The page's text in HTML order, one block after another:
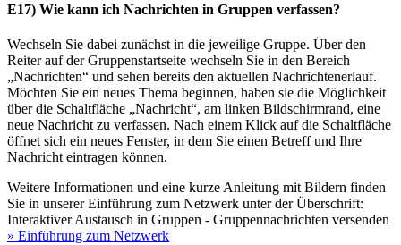
E17) Wie kann ich Nachrichten in Gruppen verfassen?
Wechseln Sie dabei zunächst in die jeweilige Gruppe. Über den
Reiter auf der Gruppenstartseite wechseln Sie in den Bereich
„Nachrichten“ und sehen bereits den aktuellen Nachrichtenerlauf.
Möchten Sie ein neues Thema beginnen, haben sie die Möglichkeit
über die Schaltfläche „Nachricht“, am linken Bildschirmrand, eine
neue Nachricht zu verfassen. Nach einem Klick auf die Schaltfläche
öffnet sich ein neues Fenster, in dem Sie einen Betreff und Ihre
Nachricht eintragen können.
Weitere Informationen und eine kurze Anleitung mit Bildern finden
Sie in unserer Einführung zum Netzwerk unter der Überschrift:
Interaktiver Austausch in Gruppen - Gruppennachrichten versenden
» Einführung zum Netzwerk